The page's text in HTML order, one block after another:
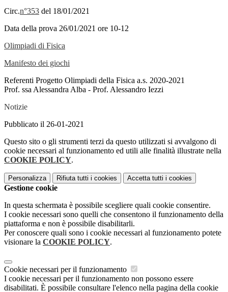
Circ.n°353 del 18/01/2021
Data della prova 26/01/2021 ore 10-12
Olimpiadi di Fisica
Manifesto dei giochi
Referenti Progetto Olimpiadi della Fisica a.s. 2020-2021
Prof. ssa Alessandra Alba - Prof. Alessandro Iezzi
Notizie
Pubblicato il 26-01-2021
Questo sito o gli strumenti terzi da questo utilizzati si avvalgono di
cookie necessari al funzionamento ed utili alle finalità illustrate nella
COOKIE POLICY.
Personalizza Rifiuta tutti i cookies Accetta tutti i cookies
Gestione cookie
In questa schermata è possibile scegliere quali cookie consentire.
I cookie necessari sono quelli che consentono il funzionamento della
piattaforma e non è possibile disabilitarli.
Per conoscere quali sono i cookie necessari al funzionamento potete
visionare la COOKIE POLICY.
Cookie necessari per il funzionamento
I cookie necessari per il funzionamento non possono essere
disabilitati. È possibile consultare l'elenco nella pagina della cookie